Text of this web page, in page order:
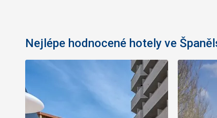
Nejlépe hodnocené hotely ve